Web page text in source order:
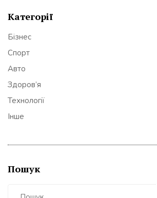
Категорії
Бізнес
Спорт
Авто
Здоров’я
Технології
Інше
Пошук